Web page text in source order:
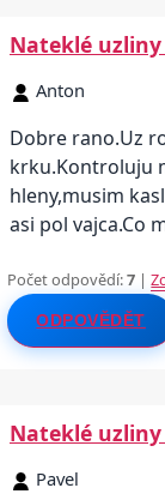
Nateklé
Anton
Dobre rano.Uz
krku.Kontroluju
hleny,musim
asi pol vajca.Co
Počet odpovědí:7 |
ODPOVĚDĚT
Nateklé
Pavel